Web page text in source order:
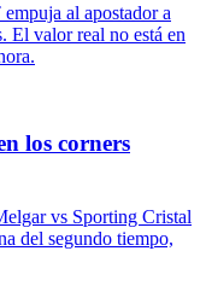
al apostador a
El valor real no está en
los corners
vs Sporting Cristal
del segundo tiempo,